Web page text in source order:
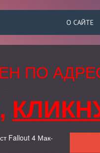
О САЙТЕ
ПО
Fallout 4 Мак-